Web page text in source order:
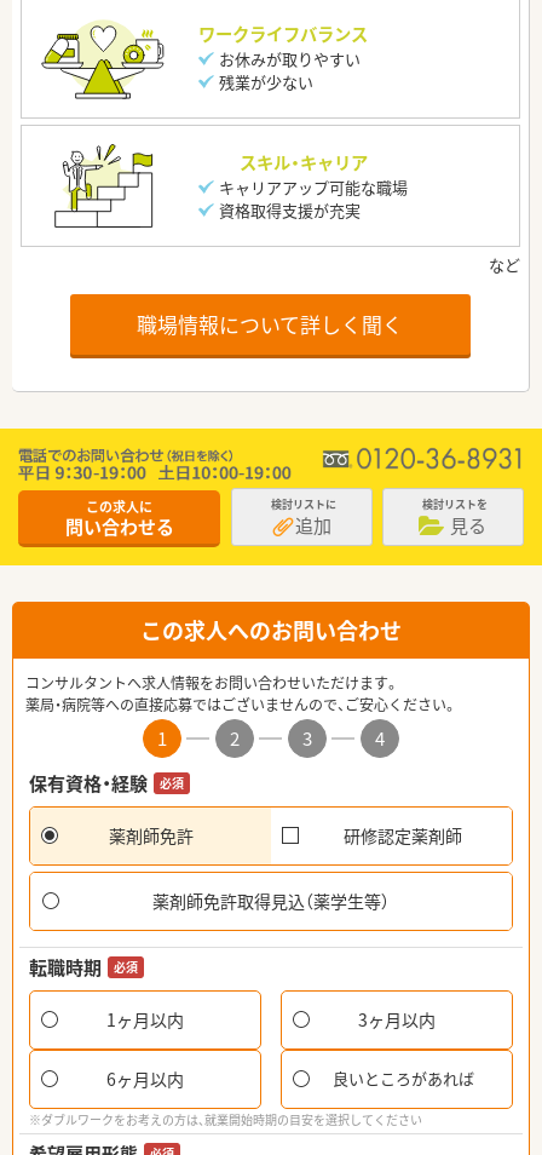
ワークライフバランス
お休みが取りやすい
残業が少ない
スキル・キャリア
キャリアアップ可能な職場
資格取得支援が充実
職場情報について詳しく聞く
この求人に
問い合わせる
検討リストに
追加
検討リストを
見る
この求人へのお問い合わせ
コンサルタントへ求人情報をお問い合わせいただけます。
薬局・病院等への直接応募ではございませんので、ご安心ください。
1 2 3
4
保有資格・経験
必須
薬剤師免許 研修認定薬剤師
薬剤師免許取得見込（薬学生等）
転職時期 必須
1ヶ月以内 3ヶ月以内
6ヶ月以内 良いところがあれば
※ダブルワークをお考えの方は、就業開始時期の目安を選択してください